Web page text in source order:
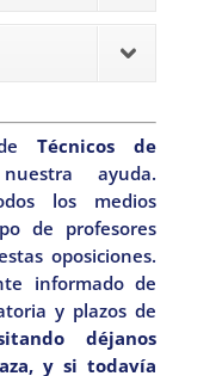
Técnicos de
ayuda.
los medios
de profesores
oposiciones.
informado de
y plazos de
déjanos
y si todavía